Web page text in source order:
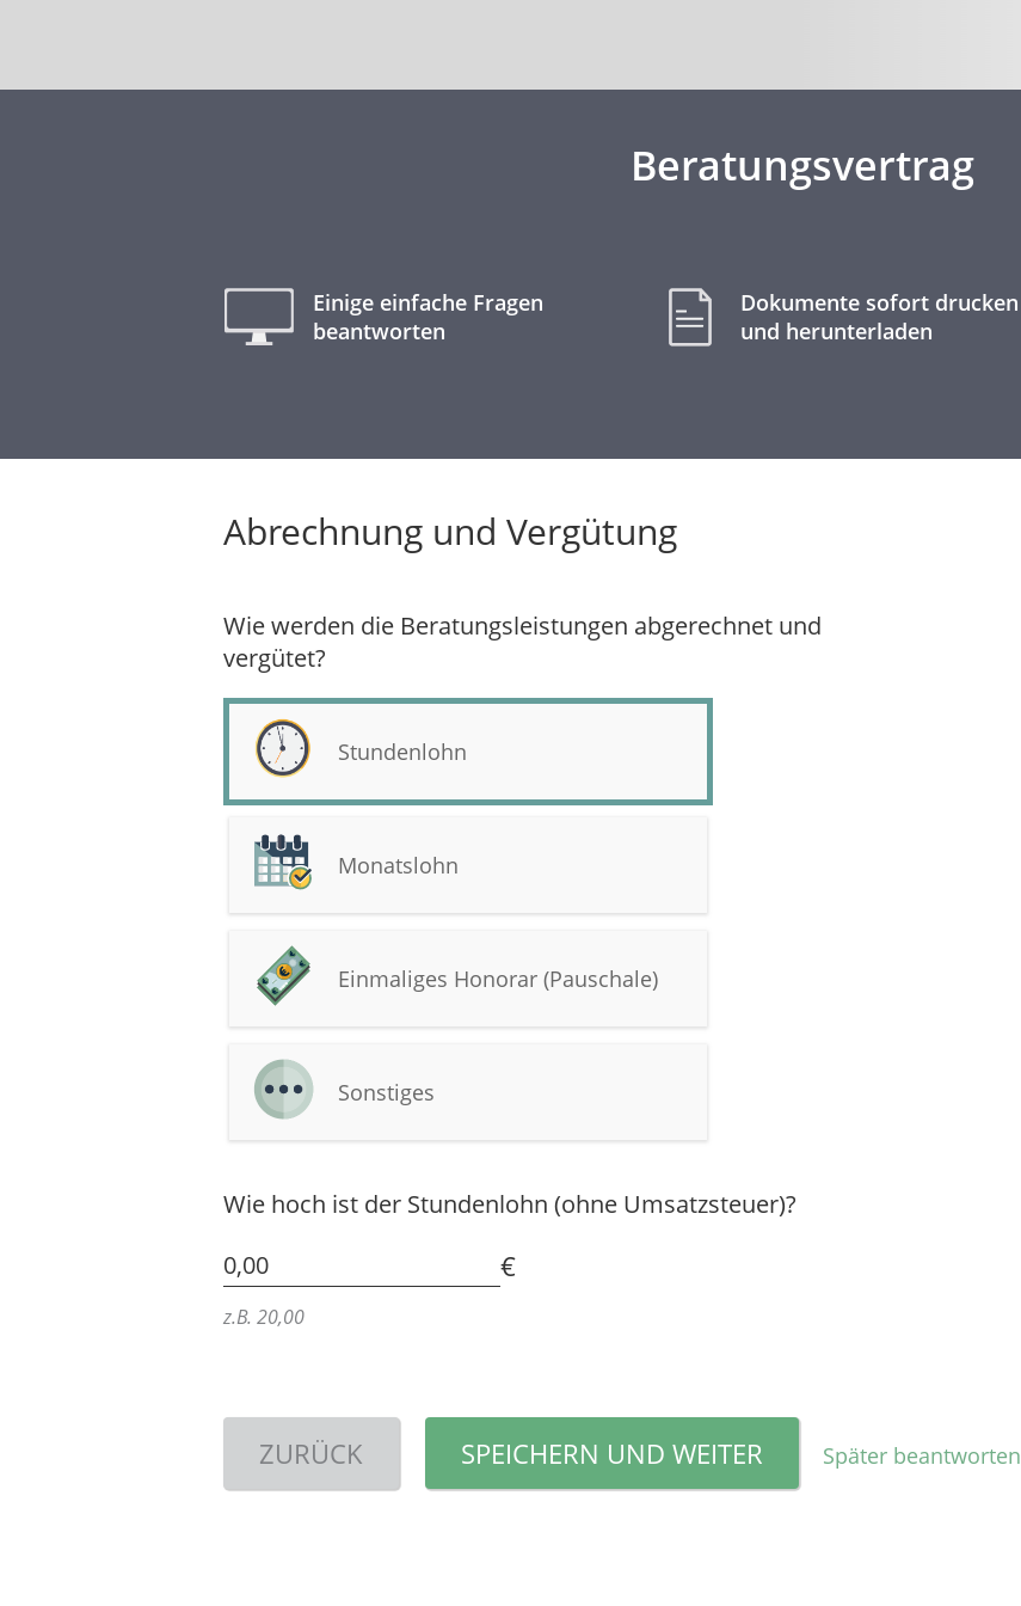
Beratungsvertrag
Einige einfache Fragen
beantworten
Dokumente sofort drucken
und herunterladen
Abrechnung und Vergütung
Wie werden die Beratungsleistungen abgerechnet und
vergütet?
Stundenlohn
Monatslohn
Einmaliges Honorar (Pauschale)
Sonstiges
Wie hoch ist der Stundenlohn (ohne Umsatzsteuer)?
0,00
€
z.B. 20,00
ZURÜCK SPEICHERN UND WEITER Später beantworten